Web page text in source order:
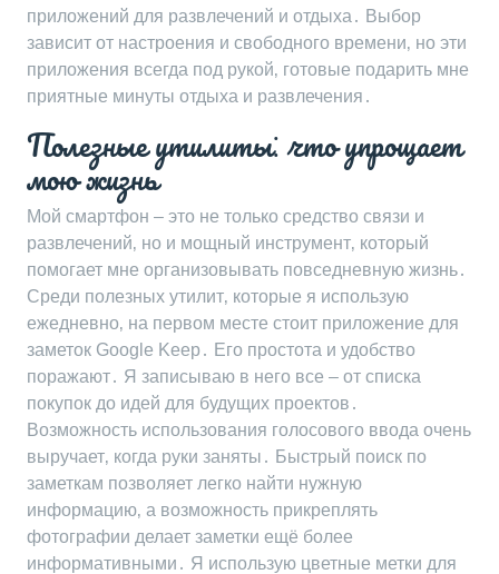
приложений для развлечений и отдыха․ Выбор
зависит от настроения и свободного времени‚ но эти
приложения всегда под рукой‚ готовые подарить мне
приятные минуты отдыха и развлечения․
Полезные утилиты⁚ что упрощает
мою жизнь
Мой смартфон – это не только средство связи и
развлечений‚ но и мощный инструмент‚ который
помогает мне организовывать повседневную жизнь․
Среди полезных утилит‚ которые я использую
ежедневно‚ на первом месте стоит приложение для
заметок Google Keep․ Его простота и удобство
поражают․ Я записываю в него все – от списка
покупок до идей для будущих проектов․
Возможность использования голосового ввода очень
выручает‚ когда руки заняты․ Быстрый поиск по
заметкам позволяет легко найти нужную
информацию‚ а возможность прикреплять
фотографии делает заметки ещё более
информативными․ Я использую цветные метки для